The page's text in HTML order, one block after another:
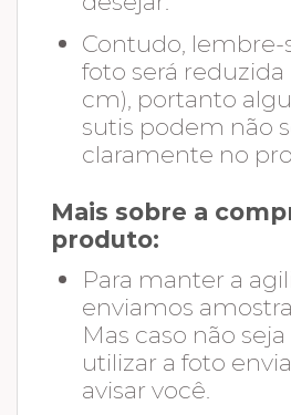
Contudo, lembre-
foto será reduzida
cm), portanto
sutis podem não
claramente no
Mais sobre a
produto:
Para manter a
enviamos
Mas caso não
utilizar a foto
avisar você.